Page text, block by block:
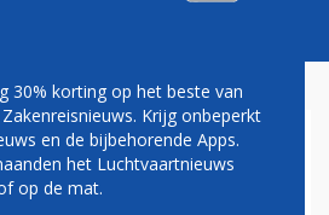
30% korting op het beste van
Krijg onbeperkt
en de bijbehorende Apps.
het Luchtvaartnieuws
op de mat.